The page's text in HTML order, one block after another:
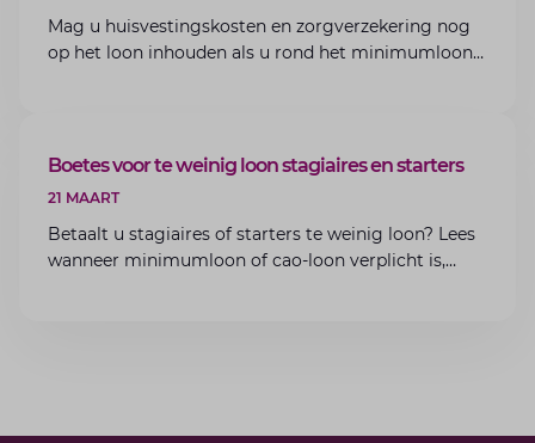
Mag u huisvestingskosten en zorgverzekering nog
op het loon inhouden als u rond het minimumloon
ARTIKEL
Boetes voor te weinig loon stagiaires en starters
21 MAART
Betaalt u stagiaires of starters te weinig loon? Lees
wanneer minimumloon of cao-loon verplicht is,